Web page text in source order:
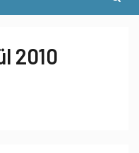
2010